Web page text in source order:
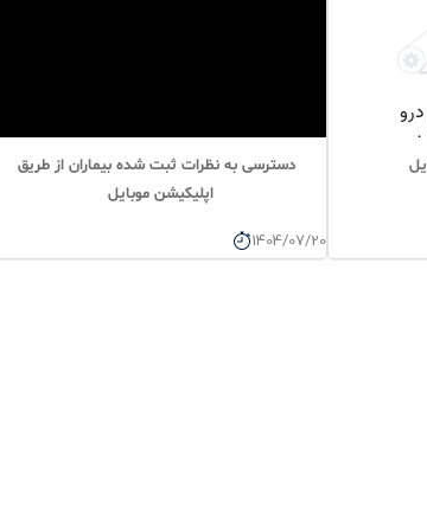
دسترسی به نظرات ثبت شده بیماران از طریق
اپلیکیشن موبایل
1404/07/20